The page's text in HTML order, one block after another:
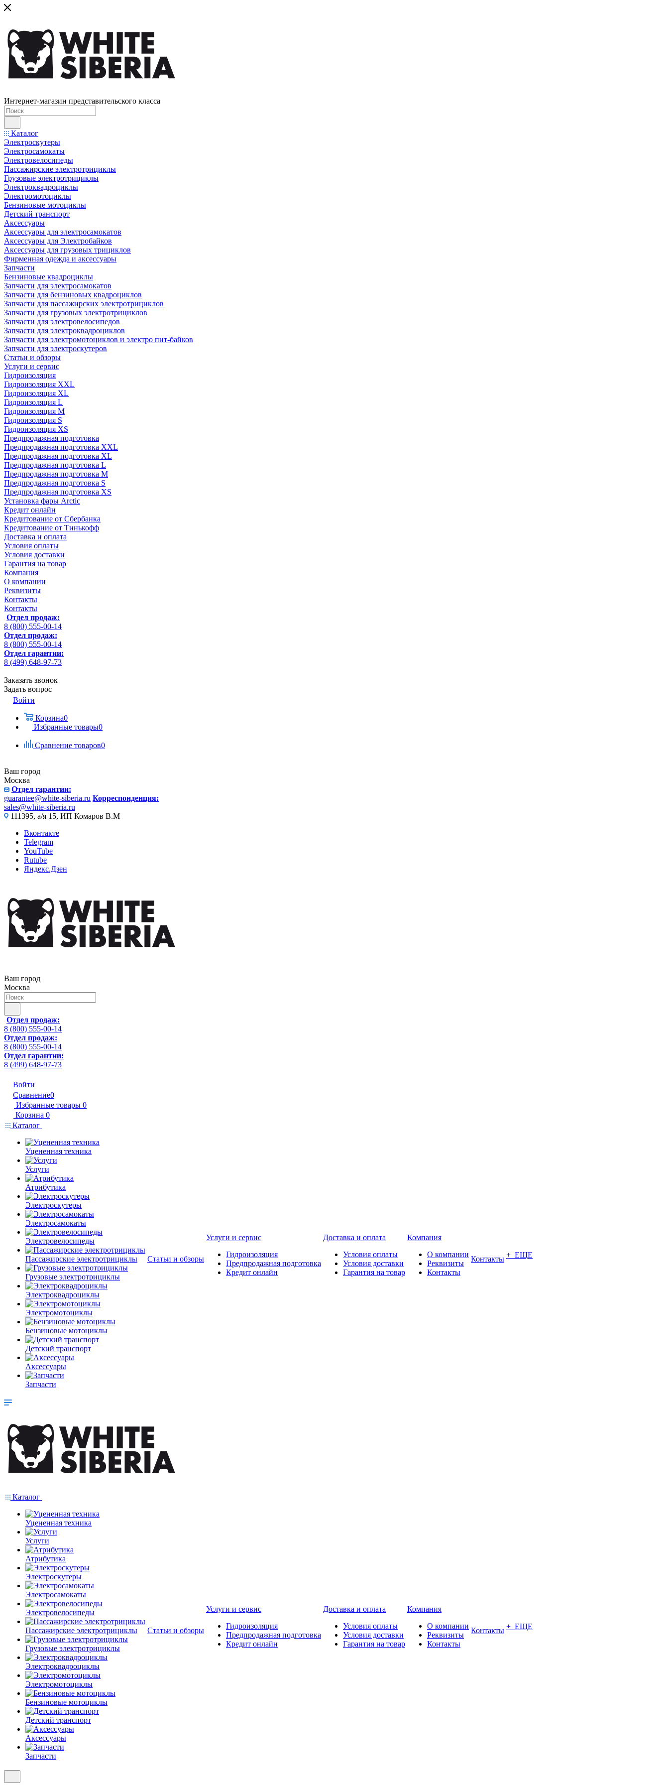
Интернет-магазин представительского класса
Каталог
Электроскутеры
Электросамокаты
Электровелосипеды
Пассажирские электротрициклы
Грузовые электротрициклы
Электроквадроциклы
Электромотоциклы
Бензиновые мотоциклы
Детский транспорт
Аксессуары
Аксессуары для электросамокатов
Аксессуары для Электробайков
Аксессуары для грузовых трициклов
Фирменная одежда и аксессуары
Запчасти
Бензиновые квадроциклы
Запчасти для электросамокатов
Запчасти для бензиновых квадроциклов
Запчасти для пассажирских электротрициклов
Запчасти для грузовых электротрициклов
Запчасти для электровелосипедов
Запчасти для электроквадроциклов
Запчасти для электромотоциклов и электро пит-байков
Запчасти для электроскутеров
Статьи и обзоры
Услуги и сервис
Гидроизоляция
Гидроизоляция XXL
Гидроизоляция XL
Гидроизоляция L
Гидроизоляция M
Гидроизоляция S
Гидроизоляция XS
Предпродажная подготовка
Предпродажная подготовка XXL
Предпродажная подготовка XL
Предпродажная подготовка L
Предпродажная подготовка M
Предпродажная подготовка S
Предпродажная подготовка XS
Установка фары Arctic
Кредит онлайн
Кредитование от Сбербанка
Кредитование от Тинькофф
Доставка и оплата
Условия оплаты
Условия доставки
Гарантия на товар
Компания
О компании
Реквизиты
Контакты
Контакты
Отдел продаж:
8 (800) 555-00-14
Отдел продаж:
8 (800) 555-00-14
Отдел гарантии:
8 (499) 648-97-73
Заказать звонок
Задать вопрос
Войти
Корзина0
Избранные товары0
Сравнение товаров0
Ваш город
Москва
Отдел гарантии:
guarantee@white-siberia.ru Корреспонденция:
sales@white-siberia.ru
111395, а/я 15, ИП Комаров В.М
Вконтакте
Telegram
YouTube
Rutube
Яндекс.Дзен
Ваш город
Москва
Отдел продаж:
8 (800) 555-00-14
Отдел продаж:
8 (800) 555-00-14
Отдел гарантии:
8 (499) 648-97-73
Войти
Сравнение0
Избранные товары 0
Корзина 0
Каталог
Уцененная техника
Услуги
Атрибутика
Электроскутеры
Электросамокаты
Электровелосипеды
Пассажирские электротрициклы
Грузовые электротрициклы
Электроквадроциклы
Электромотоциклы
Бензиновые мотоциклы
Детский транспорт
Аксессуары
Запчасти
Статьи и обзоры
Услуги и сервис
Гидроизоляция
Предпродажная подготовка
Кредит онлайн
Доставка и оплата
Условия оплаты
Условия доставки
Гарантия на товар
Компания
О компании
Реквизиты
Контакты
Контакты + ЕЩЕ
Каталог
Уцененная техника
Услуги
Атрибутика
Электроскутеры
Электросамокаты
Электровелосипеды
Пассажирские электротрициклы
Грузовые электротрициклы
Электроквадроциклы
Электромотоциклы
Бензиновые мотоциклы
Детский транспорт
Аксессуары
Запчасти
Статьи и обзоры
Услуги и сервис
Гидроизоляция
Предпродажная подготовка
Кредит онлайн
Доставка и оплата
Условия оплаты
Условия доставки
Гарантия на товар
Компания
О компании
Реквизиты
Контакты
Контакты + ЕЩЕ